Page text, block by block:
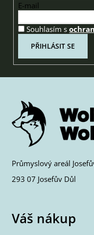
E-mail
Souhlasím s
PŘIHLÁSIT SE
Průmyslový areál
293 07 Josefův Důl
Váš nákup